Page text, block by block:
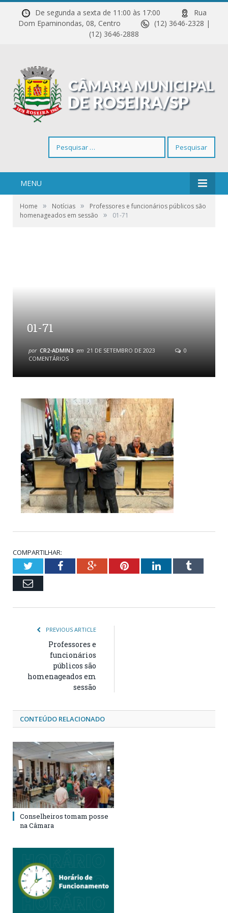
De segunda a sexta de 11:00 às 17:00
Rua
Dom Epaminondas, 08, Centro
(12) 3646-2328 |
(12) 3646-2888
por:
MENU
Home » Notícias »
Professores e funcionários públicos são
homenageados em sessão
» 01-71
01-71
por CR2-ADMIN3 em 21 DE SETEMBRO DE 2023
0
COMENTÁRIOS
COMPARTILHAR:
TwitterFacebookGoogle+PinterestLinkedInTumblr
Email
PREVIOUS ARTICLE
Professores e
funcionários
públicos são
homenageados em
sessão
CONTEÚDO RELACIONADO
Conselheiros tomam posse
na Câmara